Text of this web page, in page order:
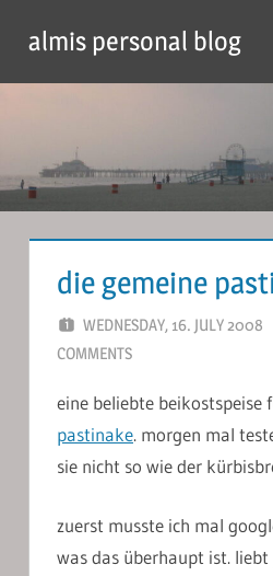
content
almis personal blog
die gemeine
WEDNESDAY, 16. JULY 2008
COMMENTS
eine beliebte beikostspeise
pastinake. morgen mal
sie nicht so wie der
zuerst musste ich mal
was das überhaupt ist.